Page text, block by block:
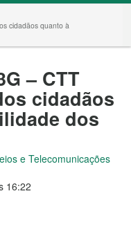
cidadãos quanto à
– CTT
cidadãos
dos
e Telecomunicações
16:22